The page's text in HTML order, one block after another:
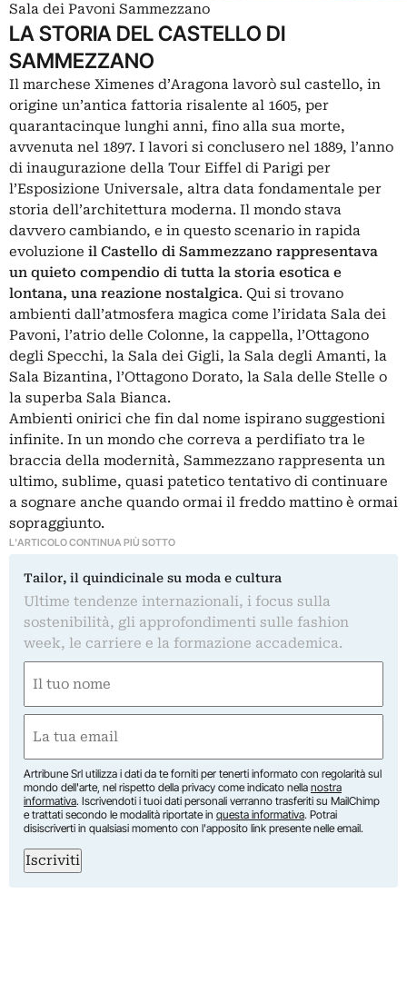
Sala dei Pavoni Sammezzano
LA STORIA DEL CASTELLO DI
SAMMEZZANO
Il marchese Ximenes d’Aragona lavorò sul castello, in
origine un’antica fattoria risalente al 1605, per
quarantacinque lunghi anni, fino alla sua morte,
avvenuta nel 1897. I lavori si conclusero nel 1889, l’anno
di inaugurazione della Tour Eiffel di Parigi per
l’Esposizione Universale, altra data fondamentale per
storia dell’architettura moderna. Il mondo stava
davvero cambiando, e in questo scenario in rapida
evoluzione il Castello di Sammezzano rappresentava
un quieto compendio di tutta la storia esotica e
lontana, una reazione nostalgica. Qui si trovano
ambienti dall’atmosfera magica come l’iridata Sala dei
Pavoni, l’atrio delle Colonne, la cappella, l’Ottagono
degli Specchi, la Sala dei Gigli, la Sala degli Amanti, la
Sala Bizantina, l’Ottagono Dorato, la Sala delle Stelle o
la superba Sala Bianca.
Ambienti onirici che fin dal nome ispirano suggestioni
infinite. In un mondo che correva a perdifiato tra le
braccia della modernità, Sammezzano rappresenta un
ultimo, sublime, quasi patetico tentativo di continuare
a sognare anche quando ormai il freddo mattino è ormai
sopraggiunto.
L'ARTICOLO CONTINUA PIÙ SOTTO
Tailor, il quindicinale su moda e cultura
Ultime tendenze internazionali, i focus sulla
sostenibilità, gli approfondimenti sulle fashion
week, le carriere e la formazione accademica.
(Required)
First
(Required)
Artribune Srl utilizza i dati da te forniti per tenerti informato con regolarità sul
mondo dell'arte, nel rispetto della privacy come indicato nella nostra
informativa. Iscrivendoti i tuoi dati personali verranno trasferiti su MailChimp
e trattati secondo le modalità riportate in questa informativa. Potrai
disiscriverti in qualsiasi momento con l'apposito link presente nelle email.
Iscriviti